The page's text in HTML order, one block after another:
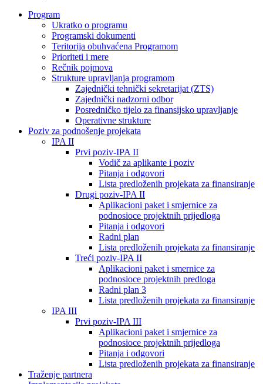
Program
Ukratko o programu
Programski dokumenti
Teritorija obuhvaćena Programom
Prioriteti i mere
Rečnik pojmova
Strukture upravljanja programom
Zajednički tehnički sekretarijat (ZTS)
Zajednički nadzorni odbor
Posredničko tijelo za finansijsko upravljanje
Operativne strukture
Poziv za podnošenje projekata
IPA II
Prvi poziv-IPA II
Vodič za aplikante i poziv
Pitanja i odgovori
Lista predloženih projekata za finansiranje
Drugi poziv-IPA II
Aplikacioni paket i smjernice za
podnosioce projektnih prijedloga
Pitanja i odgovori
Radni plan
Lista predloženih projekata za finansiranje
Treći poziv-IPA II
Aplikacioni paket i smernice za
podnosioce projektnih predloga
Radni plan 3
Lista predloženih projekata za finansiranje
IPA III
Prvi poziv-IPA III
Aplikacioni paket i smjernice za
podnosioce projektnih prijedloga
Pitanja i odgovori
Lista predloženih projekata za finansiranje
Traženje partnera